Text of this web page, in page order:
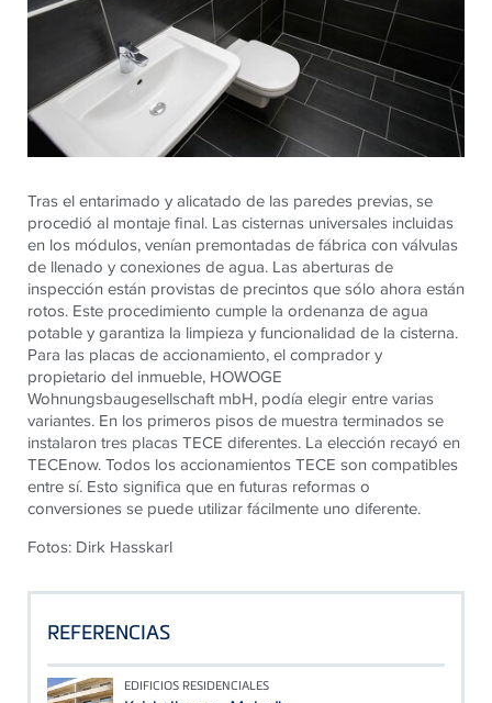
Tras el entarimado y alicatado de las paredes previas, se
procedió al montaje final. Las cisternas universales incluidas
en los módulos, venían premontadas de fábrica con válvulas
de llenado y conexiones de agua. Las aberturas de
inspección están provistas de precintos que sólo ahora están
rotos. Este procedimiento cumple la ordenanza de agua
potable y garantiza la limpieza y funcionalidad de la cisterna.
Para las placas de accionamiento, el comprador y
propietario del inmueble, HOWOGE
Wohnungsbaugesellschaft mbH, podía elegir entre varias
variantes. En los primeros pisos de muestra terminados se
instalaron tres placas TECE diferentes. La elección recayó en
TECEnow. Todos los accionamientos TECE son compatibles
entre sí. Esto significa que en futuras reformas o
conversiones se puede utilizar fácilmente uno diferente.
Fotos: Dirk Hasskarl
REFERENCIAS
EDIFICIOS RESIDENCIALES